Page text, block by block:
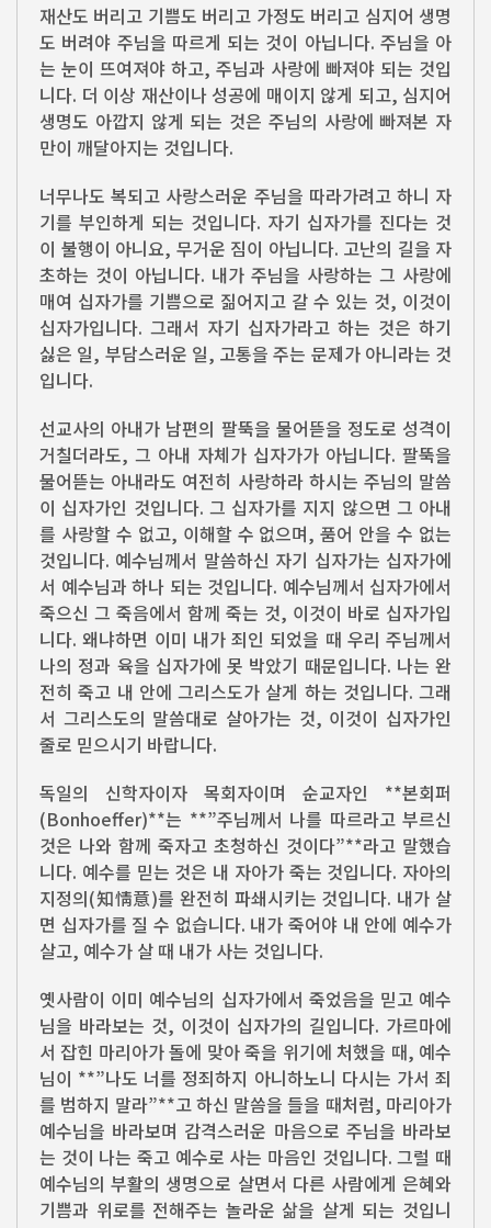
재산도 버리고 기쁨도 버리고 가정도 버리고 심지어 생명
도 버려야 주님을 따르게 되는 것이 아닙니다. 주님을 아
는 눈이 뜨여져야 하고, 주님과 사랑에 빠져야 되는 것입
니다. 더 이상 재산이나 성공에 매이지 않게 되고, 심지어
생명도 아깝지 않게 되는 것은 주님의 사랑에 빠져본 자
만이 깨달아지는 것입니다.
너무나도 복되고 사랑스러운 주님을 따라가려고 하니 자
기를 부인하게 되는 것입니다. 자기 십자가를 진다는 것
이 불행이 아니요, 무거운 짐이 아닙니다. 고난의 길을 자
초하는 것이 아닙니다. 내가 주님을 사랑하는 그 사랑에
매여 십자가를 기쁨으로 짊어지고 갈 수 있는 것, 이것이
십자가입니다. 그래서 자기 십자가라고 하는 것은 하기
싫은 일, 부담스러운 일, 고통을 주는 문제가 아니라는 것
입니다.
선교사의 아내가 남편의 팔뚝을 물어뜯을 정도로 성격이
거칠더라도, 그 아내 자체가 십자가가 아닙니다. 팔뚝을
물어뜯는 아내라도 여전히 사랑하라 하시는 주님의 말씀
이 십자가인 것입니다. 그 십자가를 지지 않으면 그 아내
를 사랑할 수 없고, 이해할 수 없으며, 품어 안을 수 없는
것입니다. 예수님께서 말씀하신 자기 십자가는 십자가에
서 예수님과 하나 되는 것입니다. 예수님께서 십자가에서
죽으신 그 죽음에서 함께 죽는 것, 이것이 바로 십자가입
니다. 왜냐하면 이미 내가 죄인 되었을 때 우리 주님께서
나의 정과 육을 십자가에 못 박았기 때문입니다. 나는 완
전히 죽고 내 안에 그리스도가 살게 하는 것입니다. 그래
서 그리스도의 말씀대로 살아가는 것, 이것이 십자가인
줄로 믿으시기 바랍니다.
독일의 신학자이자 목회자이며 순교자인 **본회퍼
(Bonhoeffer)**는 **”주님께서 나를 따르라고 부르신
것은 나와 함께 죽자고 초청하신 것이다”**라고 말했습
니다. 예수를 믿는 것은 내 자아가 죽는 것입니다. 자아의
지정의(知情意)를 완전히 파쇄시키는 것입니다. 내가 살
면 십자가를 질 수 없습니다. 내가 죽어야 내 안에 예수가
살고, 예수가 살 때 내가 사는 것입니다.
옛사람이 이미 예수님의 십자가에서 죽었음을 믿고 예수
님을 바라보는 것, 이것이 십자가의 길입니다. 가르마에
서 잡힌 마리아가 돌에 맞아 죽을 위기에 처했을 때, 예수
님이 **”나도 너를 정죄하지 아니하노니 다시는 가서 죄
를 범하지 말라”**고 하신 말씀을 들을 때처럼, 마리아가
예수님을 바라보며 감격스러운 마음으로 주님을 바라보
는 것이 나는 죽고 예수로 사는 마음인 것입니다. 그럴 때
예수님의 부활의 생명으로 살면서 다른 사람에게 은혜와
기쁨과 위로를 전해주는 놀라운 삶을 살게 되는 것입니